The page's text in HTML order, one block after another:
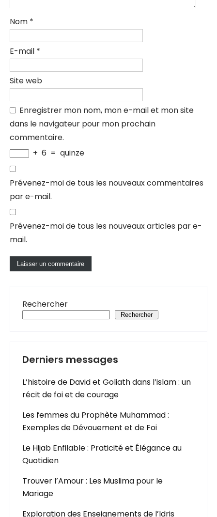
Nom *
E-mail *
Site web
Enregistrer mon nom, mon e-mail et mon site
dans le navigateur pour mon prochain
commentaire.
+ 6 = quinze
Prévenez-moi de tous les nouveaux commentaires
par e-mail.
Prévenez-moi de tous les nouveaux articles par e-
mail.
Rechercher
Rechercher
Derniers messages
L’histoire de David et Goliath dans l’islam : un
récit de foi et de courage
Les femmes du Prophète Muhammad :
Exemples de Dévouement et de Foi
Le Hijab Enfilable : Praticité et Élégance au
Quotidien
Trouver l’Amour : Les Muslima pour le
Mariage
Exploration des Enseignements de l’Idris